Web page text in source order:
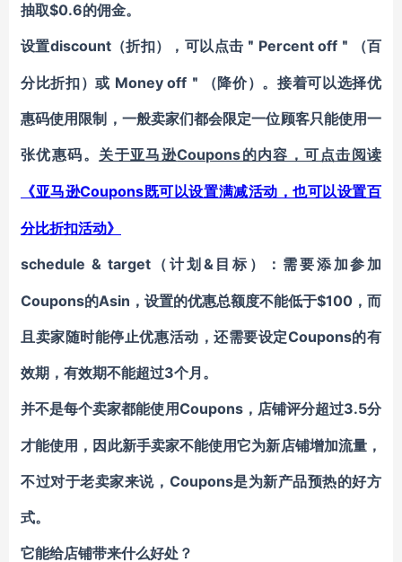
抽取$0.6的佣金。
设置discount（折扣），可以点击＂Percent off＂（百
分比折扣）或 Money off＂（降价）。接着可以选择优
惠码使用限制，一般卖家们都会限定一位顾客只能使用一
张优惠码。
关于亚马逊Coupons的内容，可点击阅读
《亚马逊Coupons既可以设置满减活动，也可以设置百
分比折扣活动》
schedule & target（计划&目标）： 需要添加参加
Coupons的Asin，设置的优惠总额度不能低于$100，而
且卖家随时能停止优惠活动，还需要设定Coupons的有
效期，有效期不能超过3个月。
并不是每个卖家都能使用Coupons，店铺评分超过3.5分
才能使用，因此新手卖家不能使用它为新店铺增加流量，
不过对于老卖家来说，Coupons是为新产品预热的好方
式。
它能给店铺带来什么好处？